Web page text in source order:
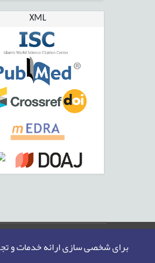
برای شخصی سازی ارائه خدمات و
XML